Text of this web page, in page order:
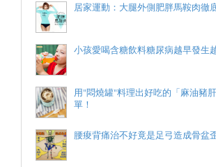
居家運動：大腿外側肥胖馬鞍肉徹
小孩愛喝含糖飲料糖尿病越早發生
用"悶燒罐"料理出好吃的「麻油豬
單！
腰痠背痛治不好竟是足弓造成骨盆